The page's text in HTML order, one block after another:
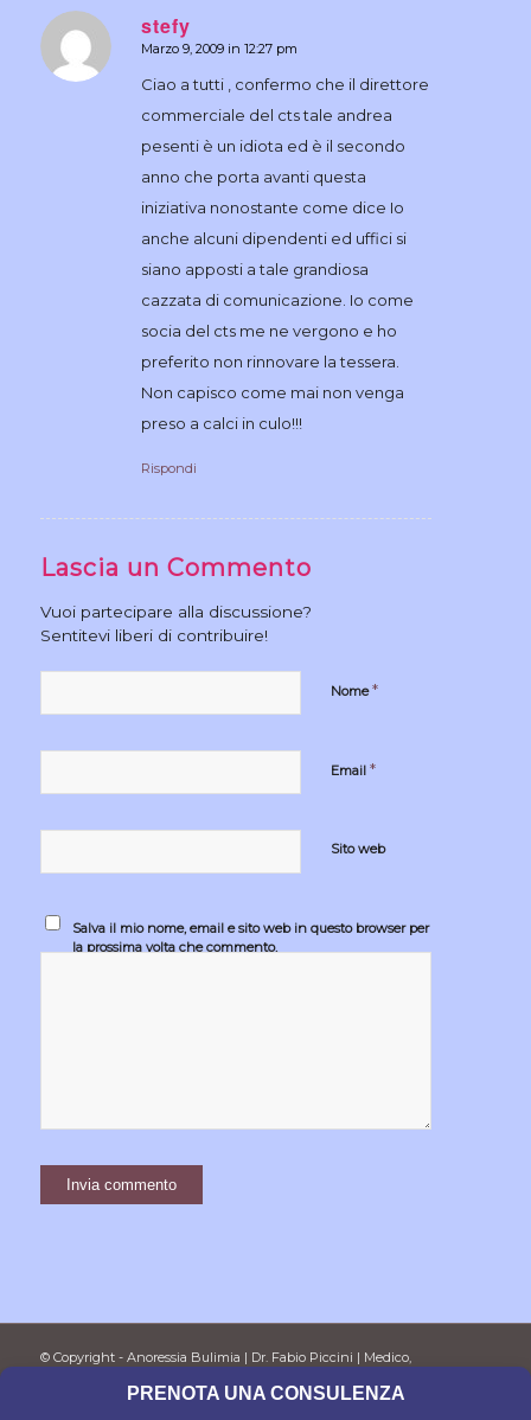
stefy
dice:
Marzo 9, 2009 in 12:27 pm
Ciao a tutti , confermo che il direttore
commerciale del cts tale andrea
pesenti è un idiota ed è il secondo
anno che porta avanti questa
iniziativa nonostante come dice Io
anche alcuni dipendenti ed uffici si
siano apposti a tale grandiosa
cazzata di comunicazione. Io come
socia del cts me ne vergono e ho
preferito non rinnovare la tessera.
Non capisco come mai non venga
preso a calci in culo!!!
Rispondi
Lascia un Commento
Vuoi partecipare alla discussione?
Sentitevi liberi di contribuire!
Nome*
Email *
Sito web
Salva il mio nome, email e sito web in questo browser per
la prossima volta che commento.
© Copyright - Anoressia Bulimia | Dr. Fabio Piccini | Medico,
Psicoterapeuta e Psicoanalista
PRENOTA UNA CONSULENZA